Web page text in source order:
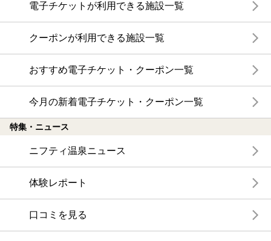
電子チケットが利用できる施設一覧
クーポンが利用できる施設一覧
おすすめ電子チケット・クーポン一覧
今月の新着電子チケット・クーポン一覧
特集・ニュース
ニフティ温泉ニュース
体験レポート
口コミを見る